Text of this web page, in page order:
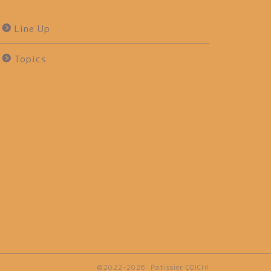
Line Up
Topics
2022–2026 Patissier COICHI